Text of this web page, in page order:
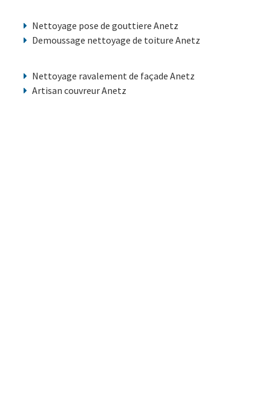
Nettoyage pose de gouttiere Anetz
Demoussage nettoyage de toiture Anetz
Nettoyage ravalement de façade Anetz
Artisan couvreur Anetz